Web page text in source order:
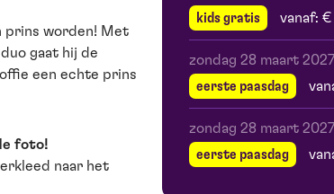
prins worden! Met
gaat hij de
een echte prins
foto!
naar het
kids gratis
vanaf:
zondag 28 maart 2027
eerste paasdag
zondag 28 maart 2027
eerste paasdag